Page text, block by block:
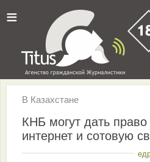
≡
В Казахстане
КНБ могут дать право
интернет и сотовую